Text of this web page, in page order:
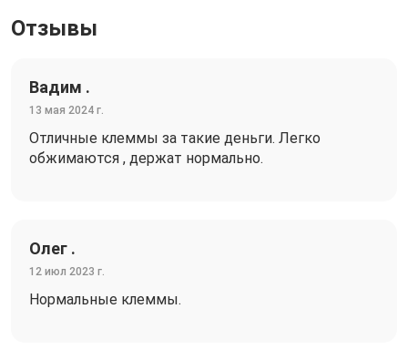
Отзывы
Вадим .
13 мая 2024 г.
Отличные клеммы за такие деньги. Легко
обжимаются , держат нормально.
Олег .
12 июл 2023 г.
Нормальные клеммы.